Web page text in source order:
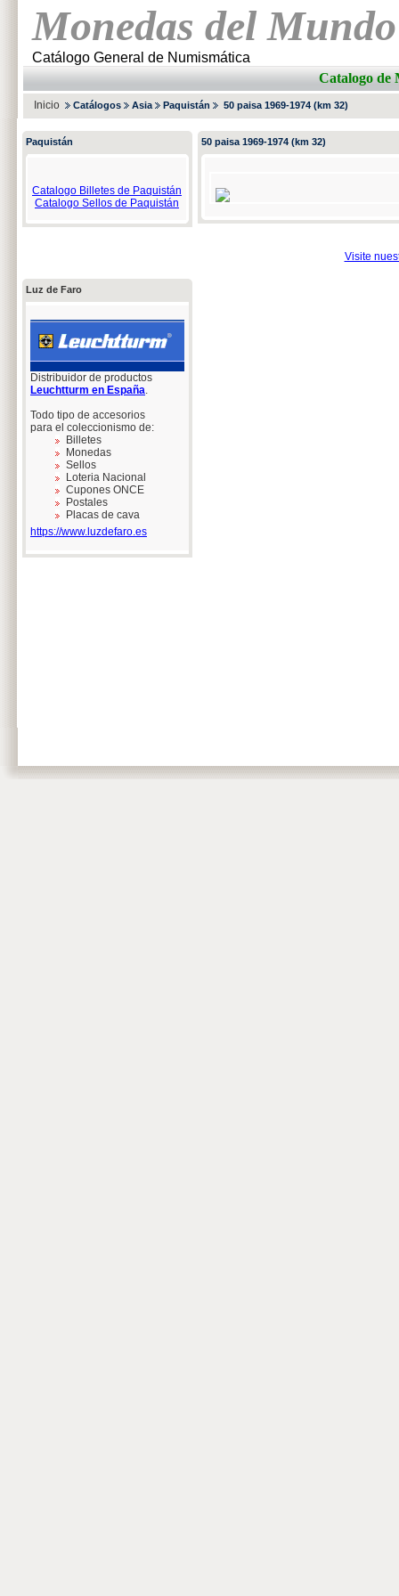
Monedas del Mundo
Catálogo General de Numismática
Catalogo de
Inicio Catálogos Asia Paquistán 50 paisa 1969-1974 (km 32)
Paquistán
Catalogo Billetes de Paquistán
Catalogo Sellos de Paquistán
Luz de Faro
Distribuidor de productos
Leuchtturm en España.
Todo tipo de accesorios
para el coleccionismo de:
Billetes
Monedas
Sellos
Loteria Nacional
Cupones ONCE
Postales
Placas de cava
https://www.luzdefaro.es
50 paisa 1969-1974 (km 32)
Visite